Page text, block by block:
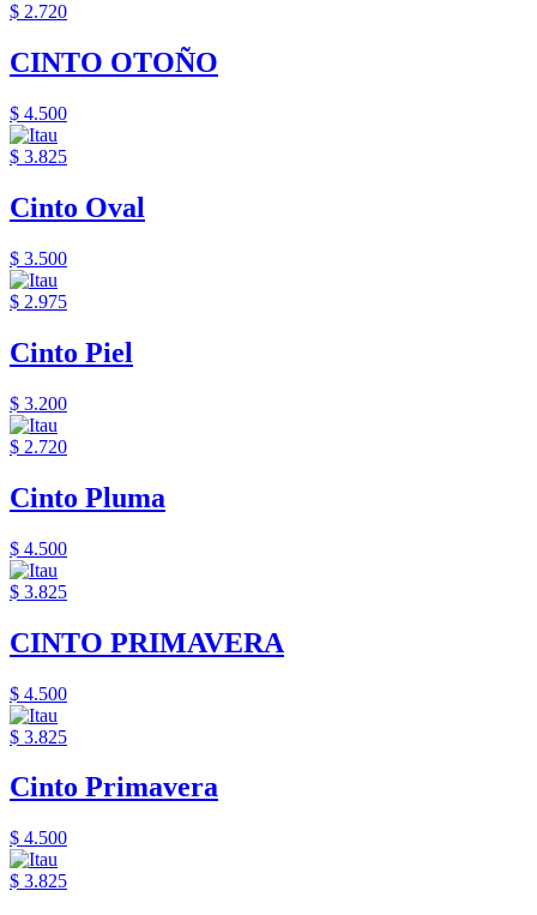
$ 2.720
CINTO OTOÑO
$ 4.500
$ 3.825
Cinto Oval
$ 3.500
$ 2.975
Cinto Piel
$ 3.200
$ 2.720
Cinto Pluma
$ 4.500
$ 3.825
CINTO PRIMAVERA
$ 4.500
$ 3.825
Cinto Primavera
$ 4.500
$ 3.825